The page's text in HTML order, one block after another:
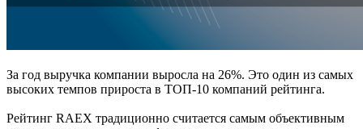
За год выручка компании выросла на 26%. Это один из самых
высоких темпов прироста в ТОП-10 компаний рейтинга.
Рейтинг RAEX традиционно считается самым объективным